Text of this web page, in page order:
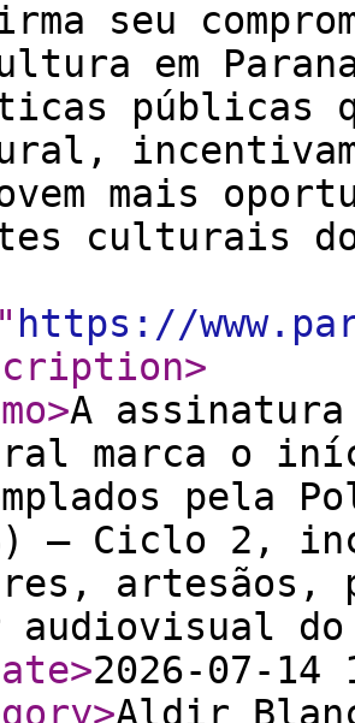
seu
em
públicas
mais
culturais
https://
>
>A assinatura
marca o
pela
– Ciclo 2,
artesãos,
audiovisual
>2026-07-14
>Aldir